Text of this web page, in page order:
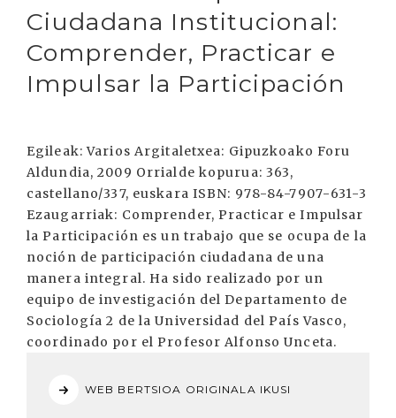
Ciudadana Institucional:
Comprender, Practicar e
Impulsar la Participación
Egileak: Varios Argitaletxea: Gipuzkoako Foru
Aldundia, 2009 Orrialde kopurua: 363,
castellano/337, euskara ISBN: 978-84-7907-631-3
Ezaugarriak: Comprender, Practicar e Impulsar
la Participación es un trabajo que se ocupa de la
noción de participación ciudadana de una
manera integral. Ha sido realizado por un
equipo de investigación del Departamento de
Sociología 2 de la Universidad del País Vasco,
coordinado por el Profesor Alfonso Unceta.
WEB BERTSIOA ORIGINALA IKUSI